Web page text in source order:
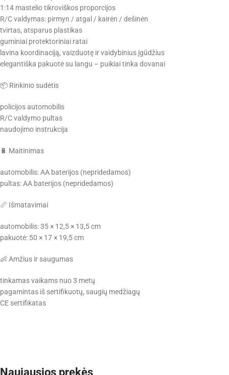
1:14 mastelio tikroviškos proporcijos
R/C valdymas: pirmyn / atgal / kairėn / dešinėn
tvirtas, atsparus plastikas
guminiai protektoriniai ratai
lavina koordinaciją, vaizduotę ir vaidybinius įgūdžius
elegantiška pakuotė su langu – puikiai tinka dovanai
📦 Rinkinio sudėtis
policijos automobilis
R/C valdymo pultas
naudojimo instrukcija
🔋 Maitinimas
automobilis: AA baterijos (nepridedamos)
pultas: AA baterijos (nepridedamos)
📏 Išmatavimai
automobilis: 35 × 12,5 × 13,5 cm
pakuotė: 50 × 17 × 19,5 cm
👶 Amžius ir saugumas
tinkamas vaikams nuo 3 metų
pagamintas iš sertifikuotų, saugių medžiagų
CE sertifikatas
Naujausios prekės